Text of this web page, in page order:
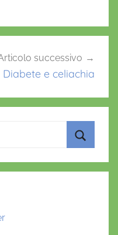
successivo
Diabete e celiachia